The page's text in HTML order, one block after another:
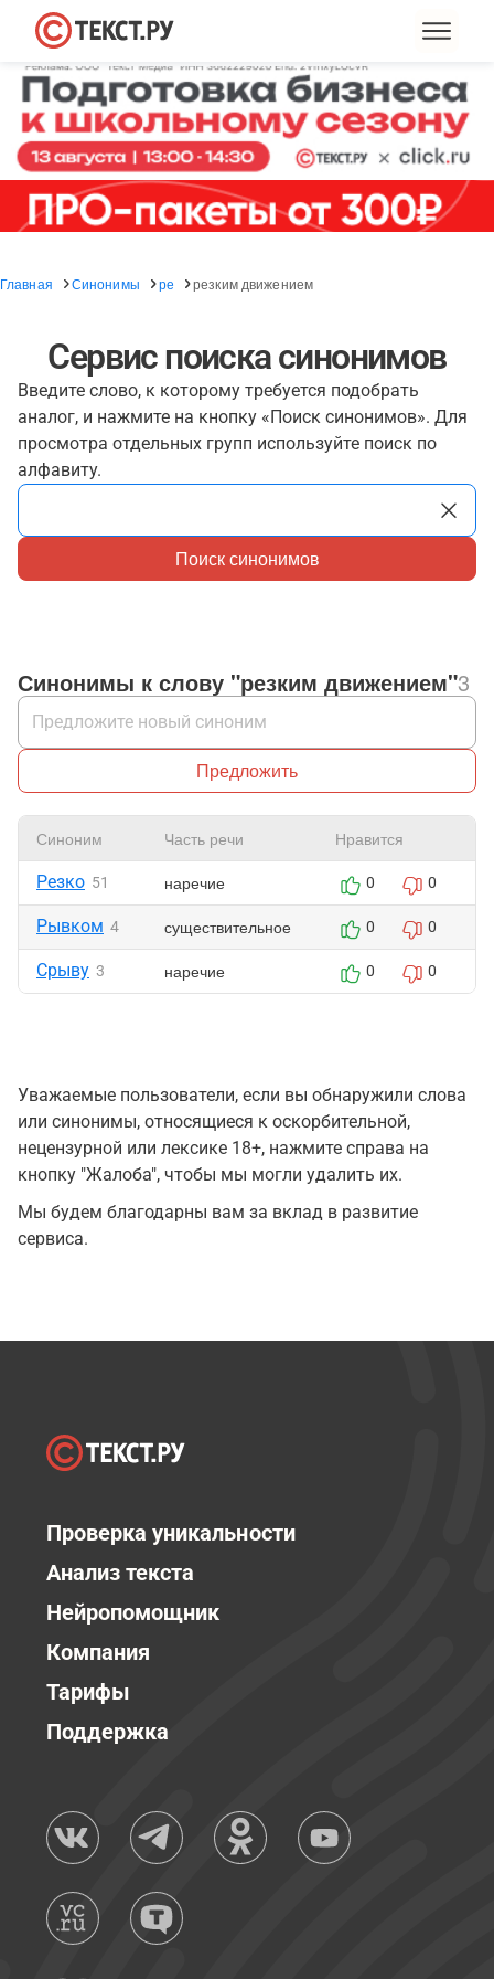
Главная Синонимы ре резким движением
Сервис поиска синонимов
Введите слово, к которому требуется подобрать
аналог, и нажмите на кнопку «Поиск синонимов». Для
просмотра отдельных групп используйте поиск по
алфавиту.
Поиск синонимов
Синонимы к слову "резким движением"3
Предложить
Синоним Часть речи Нравится
Резко 51 наречие 0 0
Рывком 4 существительное 0 0
Срыву 3 наречие 0 0
Уважаемые пользователи, если вы обнаружили слова
или синонимы, относящиеся к оскорбительной,
нецензурной или лексике 18+, нажмите справа на
кнопку "Жалоба", чтобы мы могли удалить их.
Мы будем благодарны вам за вклад в развитие
сервиса.
Проверка уникальности
Анализ текста
Нейропомощник
Компания
Тарифы
Поддержка